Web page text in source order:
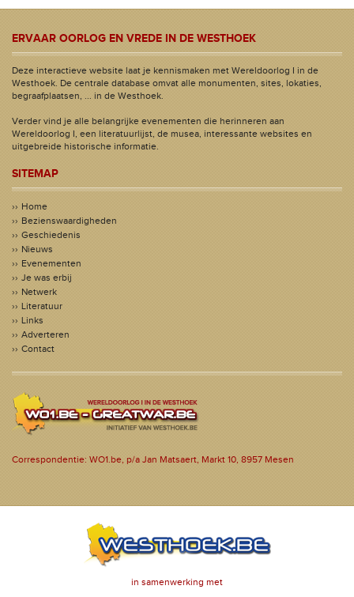
ERVAAR OORLOG EN VREDE IN DE WESTHOEK
Deze interactieve website laat je kennismaken met Wereldoorlog I in de
Westhoek. De centrale database omvat alle monumenten, sites, lokaties,
begraafplaatsen, ... in de Westhoek.
Verder vind je alle belangrijke evenementen die herinneren aan
Wereldoorlog I, een literatuurlijst, de musea, interessante websites en
uitgebreide historische informatie.
SITEMAP
Home
Bezienswaardigheden
Geschiedenis
Nieuws
Evenementen
Je was erbij
Netwerk
Literatuur
Links
Adverteren
Contact
Correspondentie: WO1.be, p/a Jan Matsaert, Markt 10, 8957 Mesen
in samenwerking met